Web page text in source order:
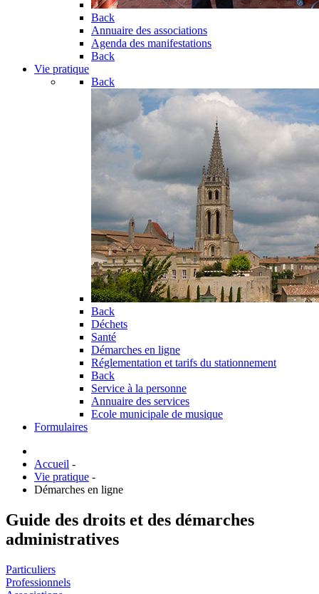
Back
Annuaire des associations
Agenda des manifestations
Back
Vie pratique
Back
Back
Déchets
Santé
Démarches en ligne
Réglementation et tarifs du stationnement
Back
Service à la personne
Annuaire des services
Ecole municipale de musique
Formulaires
Accueil -
Vie pratique -
Démarches en ligne
Guide des droits et des démarches
administratives
Particuliers
Professionnels